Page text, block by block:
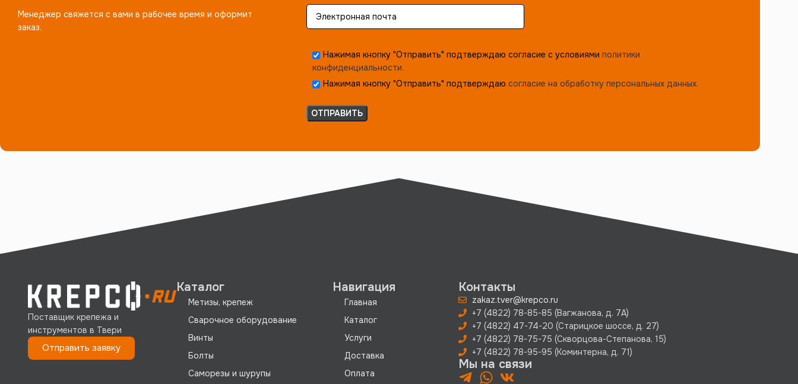
Менеджер свяжется с вами в рабочее время и оформит
заказ.
Нажимая кнопку "Отправить" подтверждаю согласие с условиямиполитики
конфиденциальности.
Нажимая кнопку "Отправить" подтверждаюсогласие на обработку персональных данных.
Поставщик крепежа и
инструментов в Твери
Отправить заявку
Каталог
Метизы, крепеж
Сварочное оборудование
Винты
Болты
Саморезы и шурупы
Навигация
Главная
Каталог
Услуги
Доставка
Оплата
Контакты
zakaz.tver@krepco.ru
+7 (4822) 78-85-85 (Вагжанова, д. 7А)
+7 (4822) 47-74-20 (Старицкое шоссе, д. 27)
+7 (4822) 78-75-75 (Скворцова-Степанова, 15)
+7 (4822) 78-95-95 (Коминтерна, д. 71)
Мы на связи